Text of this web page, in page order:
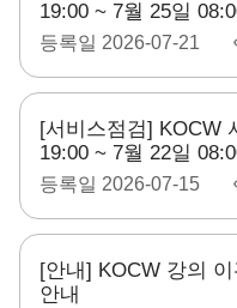
19:00 ~ 7월 25일
등록일 2026-07-21
[서비스점검] KOCW
19:00 ~ 7월 22일
등록일 2026-07-15
[안내] KOCW 강의
안내